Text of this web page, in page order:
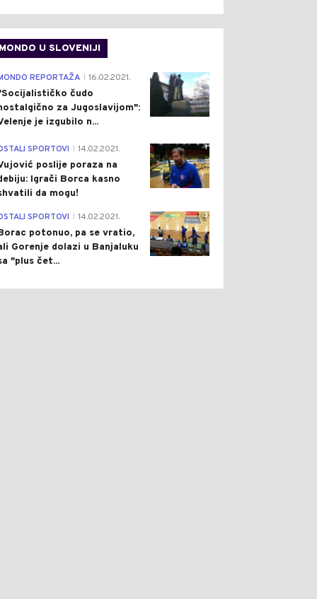
MONDO U SLOVENIJI
4
REPORTAŽA 16.02.2021.
čudo
za Jugoslavijom":
je izgubilo n...
1
SPORTOVI 14.02.2021.
poslije poraza na
Igrači Borca kasno
da mogu!
3
SPORTOVI 14.02.2021.
potonuo, pa se vratio,
Gorenje dolazi u Banjaluku
"plus čet...